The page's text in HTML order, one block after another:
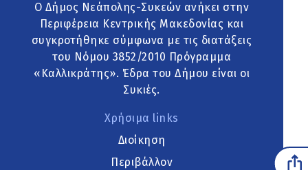
Ο Δήμος Νεάπολης-Συκεών ανήκει στην
Περιφέρεια Κεντρικής Μακεδονίας και
συγκροτήθηκε σύμφωνα με τις διατάξεις
του Νόμου 3852/2010 Πρόγραμμα
«Καλλικράτης». Έδρα του Δήμου είναι οι
Συκιές.
Χρήσιμα links
Διοίκηση
Περιβάλλον